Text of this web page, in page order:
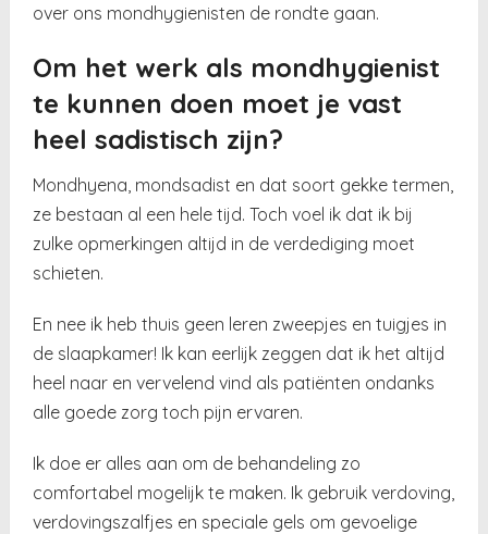
over ons mondhygienisten de rondte gaan.
Om het werk als mondhygienist
te kunnen doen moet je vast
heel sadistisch zijn?
Mondhyena, mondsadist en dat soort gekke termen,
ze bestaan al een hele tijd. Toch voel ik dat ik bij
zulke opmerkingen altijd in de verdediging moet
schieten.
En nee ik heb thuis geen leren zweepjes en tuigjes in
de slaapkamer! Ik kan eerlijk zeggen dat ik het altijd
heel naar en vervelend vind als patiënten ondanks
alle goede zorg toch pijn ervaren.
Ik doe er alles aan om de behandeling zo
comfortabel mogelijk te maken. Ik gebruik verdoving,
verdovingszalfjes en speciale gels om gevoelige